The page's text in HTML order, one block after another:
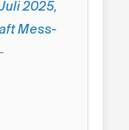
2025,
Mess-